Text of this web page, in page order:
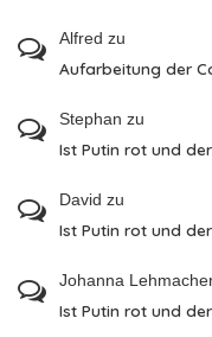
Alfred zu
Aufarbeitung der
Stephan zu
Ist Putin rot und
David zu
Ist Putin rot und
Johanna
Ist Putin rot und